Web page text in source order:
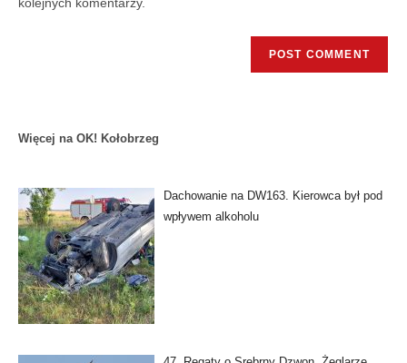
Więcej na OK! Kołobrzeg
Dachowanie na DW163. Kierowca był pod
wpływem alkoholu